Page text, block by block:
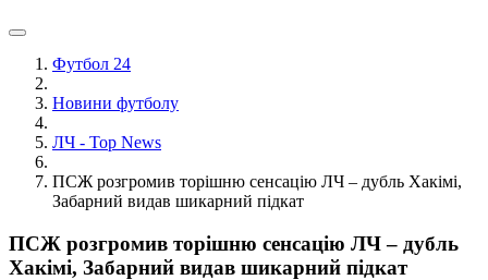
Футбол 24
Новини футболу
ЛЧ - Top News
ПСЖ розгромив торішню сенсацію ЛЧ – дубль Хакімі,
Забарний видав шикарний підкат
ПСЖ розгромив торішню сенсацію ЛЧ – дубль
Хакімі, Забарний видав шикарний підкат